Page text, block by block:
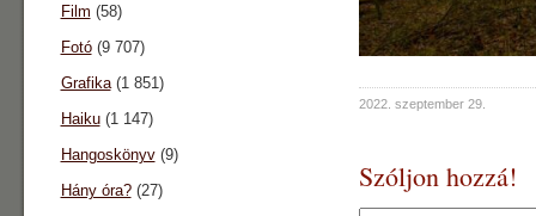
2022. szeptember 29.
Szóljon hozzá!
Film (58)
Fotó(9 707)
Grafika(1 851)
Haiku(1 147)
Hangoskönyv(9)
Hány óra?(27)